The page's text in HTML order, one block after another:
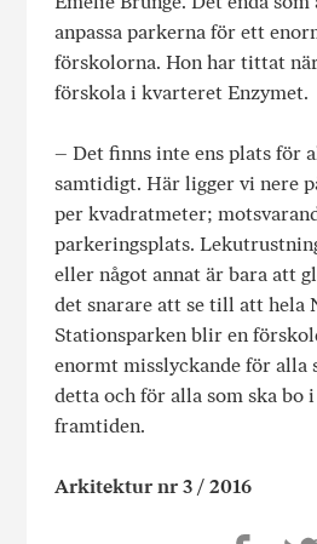
anpassa parkerna för ett
förskolorna. Hon har tittat
förskola i kvarteret Enzymet.
– Det finns inte ens plats för
samtidigt. Här ligger vi nere
per kvadratmeter;
parkeringsplats.
eller något annat är bara att
det snarare att se till att hela
Stationsparken blir en
enormt misslyckande för alla
detta och för alla som ska bo
framtiden.
Arkitektur nr 3 / 2016